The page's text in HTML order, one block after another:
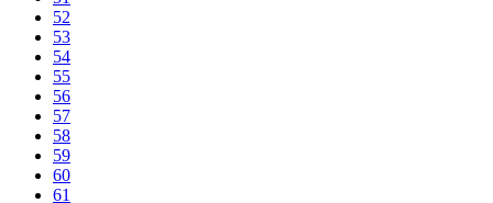
52
53
54
55
56
57
58
59
60
61